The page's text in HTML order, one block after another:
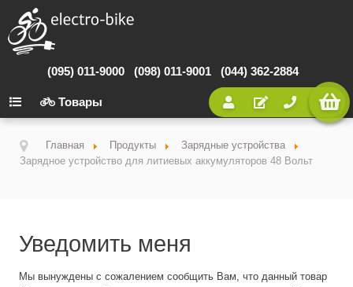
(095) 011-9000 (098) 011-9001 (044) 362-2884
Товары
Главная Продукты
Зарядные устройства
Зарядное устройство для литиевых аккумуляторов 48 Вольт
Уведомить меня
Мы вынуждены с сожалением сообщить Вам, что данный товар